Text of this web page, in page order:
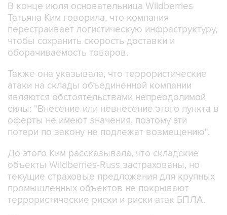
В конце июля основательница Wildberries
Татьяна Ким говорила, что компания
перестраивает логистическую инфраструктуру,
чтобы сохранить скорость доставки и
оборачиваемость товаров.
Также она указывала, что террористические
атаки на склады объединенной компании
являются обстоятельствами непреодолимой
силы: "Внесение или невнесение этого пункта в
оферты не имеют значения, поэтому эти
потери по закону не подлежат возмещению".
До этого Ким рассказывала, что складские
объекты Wildberries-Russ застрахованы, но
текущие страховые предложения для крупных
промышленных объектов не покрывают
террористические риски и риски атак БПЛА.